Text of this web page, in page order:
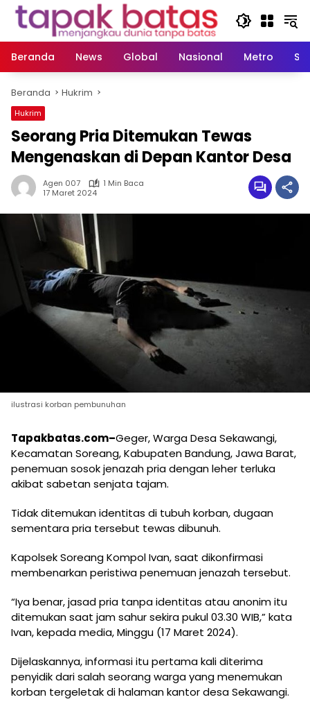
Langsung
Beranda
News Global Nasional Metro
Beranda Hukrim
Hukrim
Seorang Pria Ditemukan Tewas
Mengenaskan di Depan Kantor Desa
Agen 007
1 Min Baca
17 Maret 2024
ilustrasi korban pembunuhan
Tapakbatas.com–Geger, Warga Desa Sekawangi,
Kecamatan Soreang, Kabupaten Bandung, Jawa Barat,
penemuan sosok jenazah pria dengan leher terluka
akibat sabetan senjata tajam.
Tidak ditemukan identitas di tubuh korban, dugaan
sementara pria tersebut tewas dibunuh.
Kapolsek Soreang Kompol Ivan, saat dikonfirmasi
membenarkan peristiwa penemuan jenazah tersebut.
“Iya benar, jasad pria tanpa identitas atau anonim itu
ditemukan saat jam sahur sekira pukul 03.30 WIB,” kata
Ivan, kepada media, Minggu (17 Maret 2024).
Dijelaskannya, informasi itu pertama kali diterima
penyidik dari salah seorang warga yang menemukan
korban tergeletak di halaman kantor desa Sekawangi.